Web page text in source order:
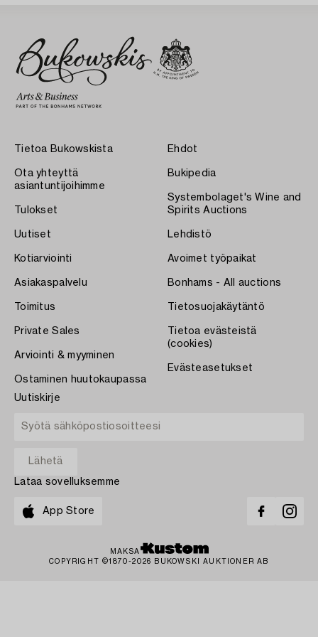
Tietoa Bukowskista
Ota yhteyttä
asiantuntijoihimme
Tulokset
Uutiset
Kotiarviointi
Asiakaspalvelu
Toimitus
Private Sales
Arviointi & myyminen
Ostaminen huutokaupassa
Ehdot
Bukipedia
Systembolaget's Wine and
Spirits Auctions
Lehdistö
Avoimet työpaikat
Bonhams - All auctions
Tietosuojakäytäntö
Tietoa evästeistä
(cookies)
Evästeasetukset
Uutiskirje
Lataa sovelluksemme
App Store
MAKSA
COPYRIGHT ©1870-2026 BUKOWSKI AUKTIONER AB